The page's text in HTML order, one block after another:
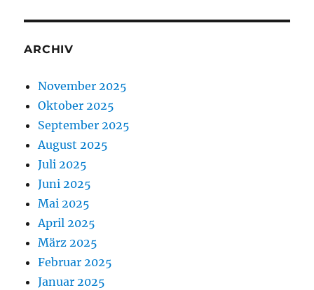
ARCHIV
November 2025
Oktober 2025
September 2025
August 2025
Juli 2025
Juni 2025
Mai 2025
April 2025
März 2025
Februar 2025
Januar 2025